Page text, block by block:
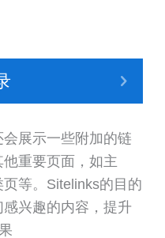
展示一些附加的链
重要页面，如主
等。Sitelinks的目的
兴趣的内容，提升